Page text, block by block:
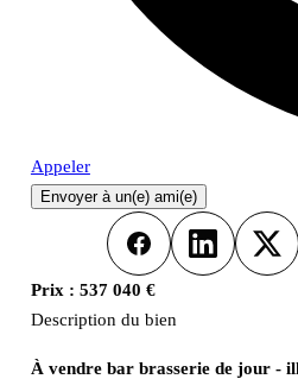
Appeler
Envoyer à un(e) ami(e)
FacebookLinkedInX
Prix : 537 040 €
Description du bien
À vendre bar brasserie de jour -